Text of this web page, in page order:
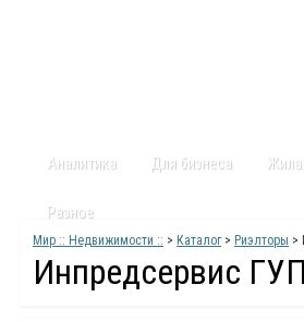
Аналитика Для бизнеса
Разное
Мир :: Недвижимости :: > Каталог> Риэлторы >
Инпредсервис ГУП